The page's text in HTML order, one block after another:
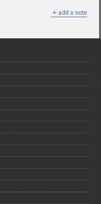
＋ add a note